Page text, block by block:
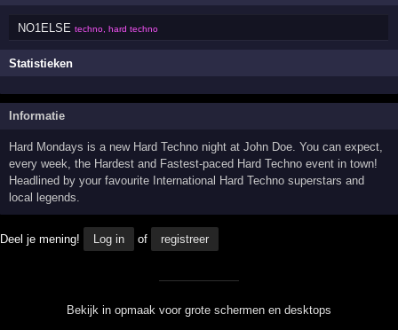
NO1ELSE techno, hard techno
Statistieken
Informatie
Hard Mondays is a new Hard Techno night at John Doe. You can expect,
every week, the Hardest and Fastest-paced Hard Techno event in town!
Headlined by your favourite International Hard Techno superstars and
local legends.
Deel je mening! Log in of registreer
Bekijk in opmaak voor grote schermen en desktops